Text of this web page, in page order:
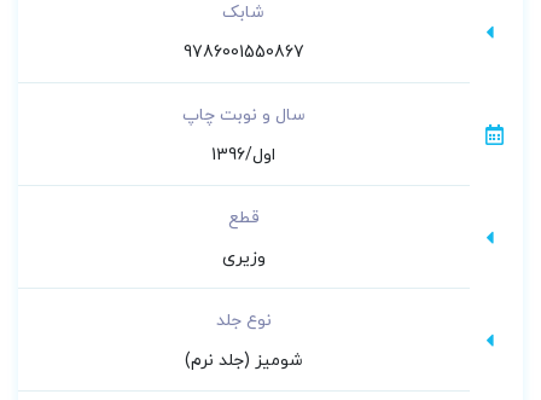
شابک
9786001550867
سال و نوبت چاپ
اول/1396
قطع
وزیری
نوع جلد
شومیز (جلد نرم)